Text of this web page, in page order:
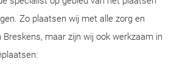
Zo plaatsen wij met alle zorg en
maar zijn wij ook werkzaam in